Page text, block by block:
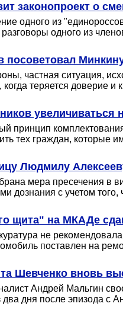
законопроект о
одного из
одного из
посоветовал
частная ситуация,
теряется доверие
увеличиваться
принцип
тех граждан, которые
Людмилу
мера пресечения в
дознания с учетом
щита" на МКАДе
не
поставлен на
Шевченко вновь
Андрей Мальгин
два дня после эпизода с